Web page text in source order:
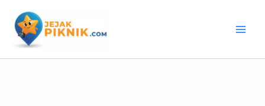
konten